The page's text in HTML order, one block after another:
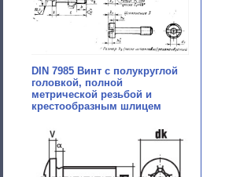
DIN 7985 Винт с полукруглой
головкой, полной
метрической резьбой и
крестообразным шлицем